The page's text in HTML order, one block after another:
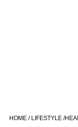
HOME / LIFESTYLE /